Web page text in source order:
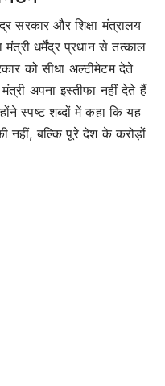
सरकार और शिक्षा मंत्रालय
मंत्री धर्मेंद्र प्रधान से तत्काल
को सीधा अल्टीमेटम देते
अपना इस्तीफा नहीं देते हैं
स्पष्ट शब्दों में कहा कि यह
नहीं, बल्कि पूरे देश के करोड़ों